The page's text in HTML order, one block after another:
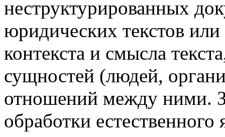
неструктурированных
юридических текстов
контекста и смысла
сущностей (людей,
отношений между ними.
обработки